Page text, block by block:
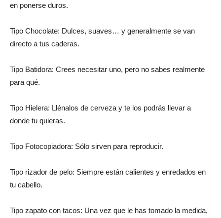
en ponerse duros.
Tipo Chocolate: Dulces, suaves… y generalmente se van
directo a tus caderas.
Tipo Batidora: Crees necesitar uno, pero no sabes realmente
para qué.
Tipo Hielera: Llénalos de cerveza y te los podrás llevar a
donde tu quieras.
Tipo Fotocopiadora: Sólo sirven para reproducir.
Tipo rizador de pelo: Siempre están calientes y enredados en
tu cabello.
Tipo zapato con tacos: Una vez que le has tomado la medida,